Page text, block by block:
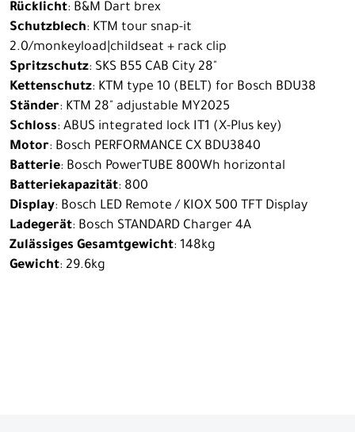
Rücklicht: B&M Dart brex
Schutzblech: KTM tour snap-it
2.0/monkeyload|childseat + rack clip
Spritzschutz: SKS B55 CAB City 28"
Kettenschutz: KTM type 10 (BELT) for Bosch BDU38
Ständer: KTM 28" adjustable MY2025
Schloss: ABUS integrated lock IT1 (X-Plus key)
Motor: Bosch PERFORMANCE CX BDU3840
Batterie: Bosch PowerTUBE 800Wh horizontal
Batteriekapazität: 800
Display: Bosch LED Remote / KIOX 500 TFT Display
Ladegerät: Bosch STANDARD Charger 4A
Zulässiges Gesamtgewicht: 148kg
Gewicht: 29.6kg